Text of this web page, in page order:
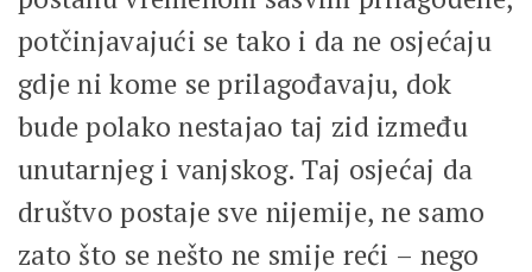
potčinjavajući se tako i da ne osjećaju
gdje ni kome se prilagođavaju, dok
bude polako nestajao taj zid između
unutarnjeg i vanjskog. Taj osjećaj da
društvo postaje sve nijemije, ne samo
zato što se nešto ne smije reći – nego